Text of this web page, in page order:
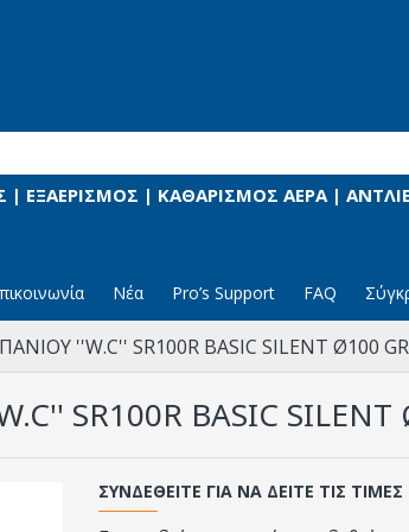
ΕΞΑΕΡΙΣΜΟΣ | ΚΑΘΑΡΙΣΜΟΣ ΑΕΡΑ |
Νέα Pro’s Support FAQ
''W.C'' SR100R BASIC SILENT Ø100
SR100R BASIC SILENT
ΣΥΝΔΕΘΕΊΤΕ ΓΙΑ ΝΑ ΔΕΊΤΕ ΤΙΣ ΤΙΜΈΣ